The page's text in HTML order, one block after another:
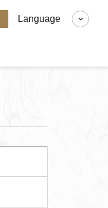
Language